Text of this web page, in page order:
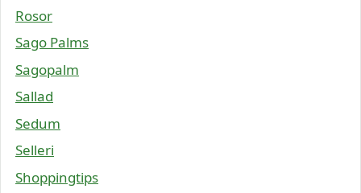
Rosor
Sago Palms
Sagopalm
Sallad
Sedum
Selleri
Shoppingtips